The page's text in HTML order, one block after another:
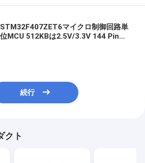
STM32F407ZET6マイクロ制御回路単
位MCU 512KBは2.5V/3.3V 144 Pin点
続行
クト